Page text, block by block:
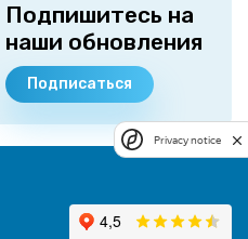
Подпишитесь на
наши обновления
Подписаться
Privacy notice